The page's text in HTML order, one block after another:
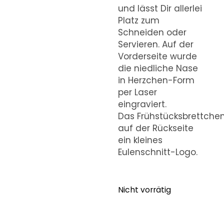
und lässt Dir allerlei
Platz zum
Schneiden oder
Servieren. Auf der
Vorderseite wurde
die niedliche Nase
in Herzchen-Form
per Laser
eingraviert.
Das
auf der Rückseite
ein kleines
Eulenschnitt-Logo.
Nicht vorrätig